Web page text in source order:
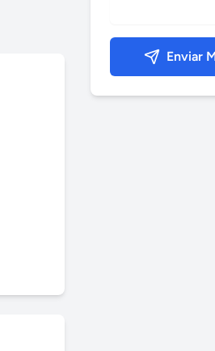
Enviar